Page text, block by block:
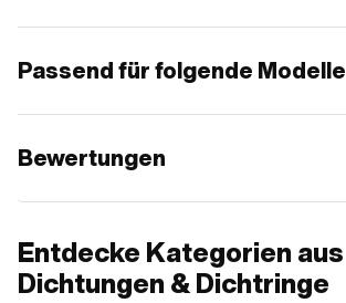
Passend für folgende Modelle
Bewertungen
Entdecke Kategorien aus
Dichtungen & Dichtringe